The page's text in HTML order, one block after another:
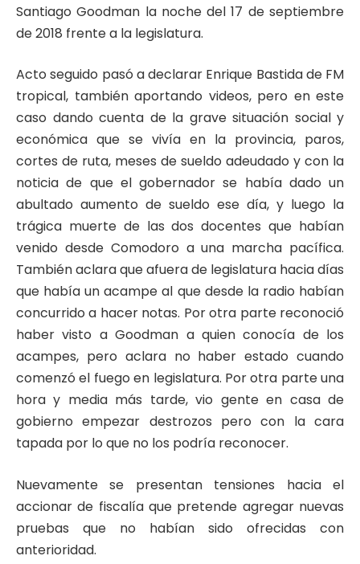
Santiago Goodman la noche del 17 de septiembre
de 2018 frente a la legislatura.
Acto seguido pasó a declarar Enrique Bastida de FM
tropical, también aportando videos, pero en este
caso dando cuenta de la grave situación social y
económica que se vivía en la provincia, paros,
cortes de ruta, meses de sueldo adeudado y con la
noticia de que el gobernador se había dado un
abultado aumento de sueldo ese día, y luego la
trágica muerte de las dos docentes que habían
venido desde Comodoro a una marcha pacífica.
También aclara que afuera de legislatura hacia días
que había un acampe al que desde la radio habían
concurrido a hacer notas. Por otra parte reconoció
haber visto a Goodman a quien conocía de los
acampes, pero aclara no haber estado cuando
comenzó el fuego en legislatura. Por otra parte una
hora y media más tarde, vio gente en casa de
gobierno empezar destrozos pero con la cara
tapada por lo que no los podría reconocer.
Nuevamente se presentan tensiones hacia el
accionar de fiscalía que pretende agregar nuevas
pruebas que no habían sido ofrecidas con
anterioridad.